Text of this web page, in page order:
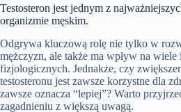
Testosteron jest jednym z
organizmie męskim.
Odgrywa kluczową rolę nie tylko w
mężczyzn, ale także ma wpływ na
fizjologicznych. Jednakże, czy
testosteronu jest zawsze korzystne dla
zawsze oznacza “lepiej”? Warto
zagadnieniu z większą uwagą.